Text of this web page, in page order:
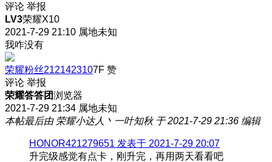
评论 举报
LV3荣耀X10
2021-7-29 21:10 属地未知
我咋没有
荣耀粉丝2121423107F 赞
评论 举报
荣耀答答团浏览器
2021-7-29 21:34 属地未知
本帖最后由 荣耀小达人丶一叶知秋 于 2021-7-29 21:36 编辑
HONOR421279651 发表于 2021-7-29 20:07
升完级感觉有点卡，刚升完，再用两天看看吧